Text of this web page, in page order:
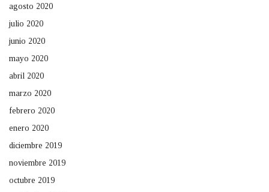
agosto 2020
julio 2020
junio 2020
mayo 2020
abril 2020
marzo 2020
febrero 2020
enero 2020
diciembre 2019
noviembre 2019
octubre 2019